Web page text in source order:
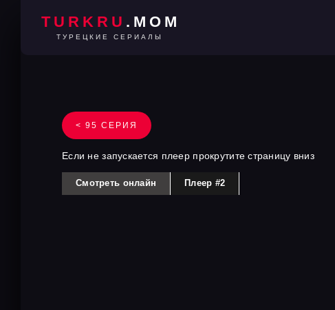
TURKRU .MOM
ТУРЕЦКИЕ СЕРИАЛЫ
< 95 СЕРИЯ
Если не запускается плеер прокрутите страницу вниз
Смотреть онлайн Плеер #2